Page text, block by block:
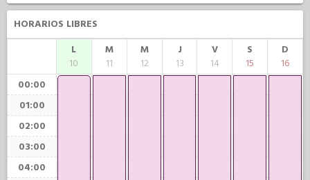
HORARIOS LIBRES
L
10
M
11
M
12
J
13
V
14
S
15
D
16
00:00
01:00
02:00
03:00
04:00